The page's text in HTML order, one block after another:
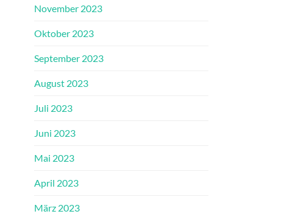
November 2023
Oktober 2023
September 2023
August 2023
Juli 2023
Juni 2023
Mai 2023
April 2023
März 2023